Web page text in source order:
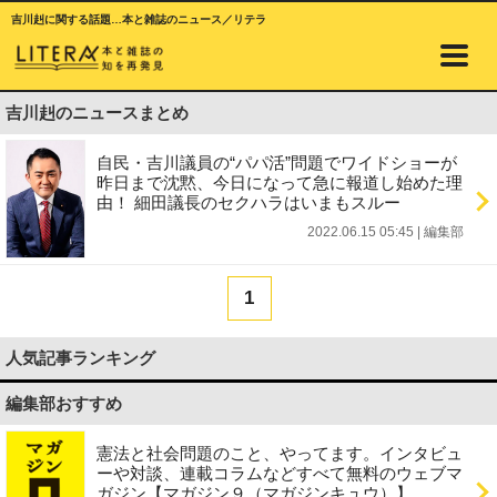
吉川赳に関する話題…本と雑誌のニュース／リテラ
吉川赳のニュースまとめ
自民・吉川議員の“パパ活”問題でワイドショーが
昨日まで沈黙、今日になって急に報道し始めた理
由！ 細田議長のセクハラはいまもスルー
2022.06.15 05:45 編集部
1
人気記事ランキング
編集部おすすめ
憲法と社会問題のこと、やってます。インタビュ
ーや対談、連載コラムなどすべて無料のウェブマ
ガジン【マガジン９（マガジンキュウ）】